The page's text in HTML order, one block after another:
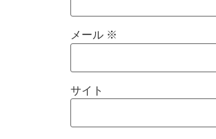
メール ※
サイト